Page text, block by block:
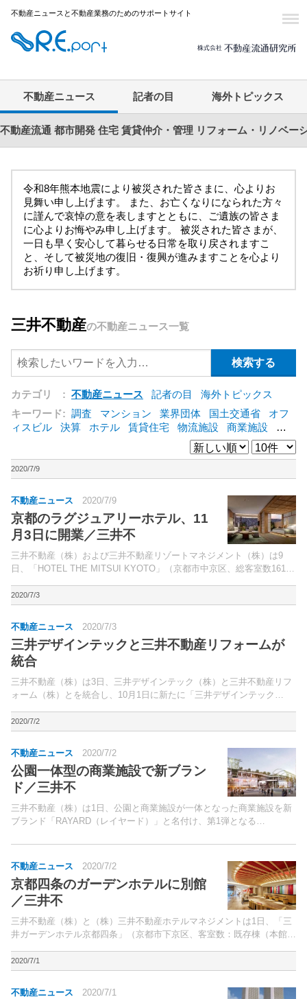
不動産ニュースと不動産業務のためのサポートサイト
不動産ニュース 記者の目 海外トピックス
不動産流通 都市開発 住宅 賃貸仲介・管理 リフォーム・リノベー
令和8年熊本地震により被災された皆さまに、心よりお
見舞い申し上げます。 また、お亡くなりになられた方々
に謹んで哀悼の意を表しますとともに、ご遺族の皆さま
に心よりお悔やみ申し上げます。 被災された皆さまが、
一日も早く安心して暮らせる日常を取り戻されますこ
と、そして被災地の復旧・復興が進みますことを心より
お祈り申し上げます。
三井不動産の不動産ニュース一覧
カテゴリ : 不動産ニュース 記者の目
海外トピックス
キーワード: 調査 マンション 業界団体 国土交通省
オフ
ィスビル
決算 ホテル 賃貸住宅 物流施設 商業施設
海
東急不動産 賃料
ア
野村不動産 ZEH [+]
2020/7/9
不動産ニュース 2020/7/9
京都のラグジュアリーホテル、11
月3日に開業／三井不
三井不動産（株）および三井不動産リゾートマネジメント（株）は9
日、「HOTEL THE MITSUI KYOTO」（京都市中京区、総客室数161
2020/7/3
不動産ニュース 2020/7/3
三井デザインテックと三井不動産リフォームが
統合
三井不動産（株）は3日、三井デザインテック（株）と三井不動産リフ
ォーム（株）とを統合し、10月1日に新たに「三井デザインテック
化、さらには新型コロナウイルスの感染拡大による従来の働...
2020/7/2
不動産ニュース 2020/7/2
公園一体型の商業施設で新ブラン
ド／三井不
三井不動産（株）は1日、公園と商業施設が一体となった商業施設を新
ブランド「RAYARD（レイヤード）」と名付け、第1弾となる
都渋谷区）を、28日より段階的に開業す...
不動産ニュース 2020/7/2
京都四条のガーデンホテルに別館
／三井不
三井不動産（株）と（株）三井不動産ホテルマネジメントは1日、「三
井ガーデンホテル京都四条」（京都市下京区、客室数：既存棟（本館）
トラン、客室をリニューアルした。
2020/7/1
不動産ニュース 2020/7/1